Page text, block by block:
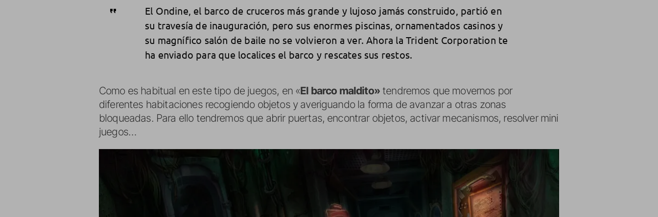
El Ondine, el barco de cruceros más grande y lujoso jamás construido, partió en
su travesía de inauguración, pero sus enormes piscinas, ornamentados casinos y
su magnífico salón de baile no se volvieron a ver. Ahora la Trident Corporation te
ha enviado para que localices el barco y rescates sus restos.
Como es habitual en este tipo de juegos, en «El barco maldito»tendremos que movernos por
diferentes habitaciones recogiendo objetos y averiguando la forma de avanzar a otras zonas
bloqueadas. Para ello tendremos que abrir puertas, encontrar objetos, activar mecanismos, resolver mini
juegos…